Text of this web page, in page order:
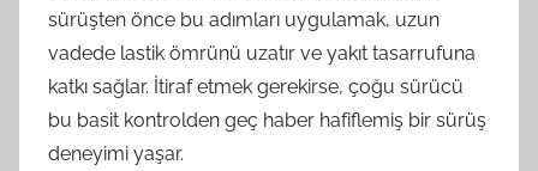
sürüşten önce bu adımları uygulamak, uzun
vadede lastik ömrünü uzatır ve yakıt tasarrufuna
katkı sağlar. İtiraf etmek gerekirse, çoğu sürücü
bu basit kontrolden geç haber hafiflemiş bir sürüş
deneyimi yaşar.